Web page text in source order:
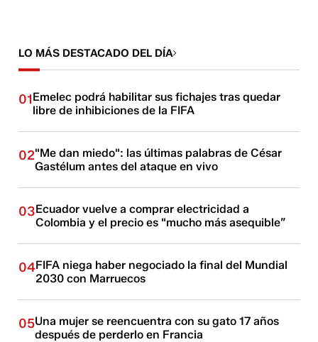
LO MÁS DESTACADO DEL DÍA
01Emelec podrá habilitar sus fichajes tras quedar
libre de inhibiciones de la FIFA
02"Me dan miedo": las últimas palabras de César
Gastélum antes del ataque en vivo
03Ecuador vuelve a comprar electricidad a
Colombia y el precio es "mucho más asequible”
04FIFA niega haber negociado la final del Mundial
2030 con Marruecos
05Una mujer se reencuentra con su gato 17 años
después de perderlo en Francia